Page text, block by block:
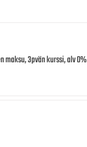
maksu, 3pvän kurssi, alv 0%